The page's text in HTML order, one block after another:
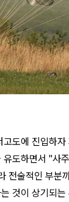
도에 진입하
유도하면서 "사
전술적인 부분
것이 상기되는